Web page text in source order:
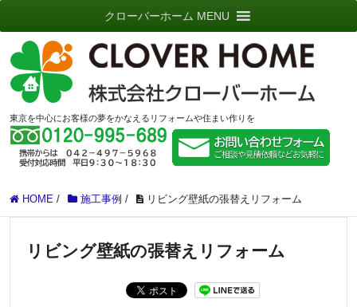
東京を中心にお客様の夢をかなえるリフォームや住まい作りを
クローバーホーム MENU
HOME / 施工事例 / リビング壁紙の張替えリフォーム
リビング壁紙の張替えリフォーム